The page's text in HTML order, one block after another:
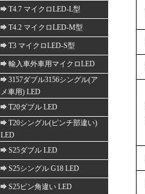
T4.7 マイクロLED-L型
T4.2 マイクロLED-M型
T3 マイクロLED-S型
輸入車外車用マイクロLED
3157ダブル3156シングル(ア
メ車用) LED
T20ダブル LED
T20シングル(ピンチ部違い)
LED
S25ダブル LED
S25シングル G18 LED
S25ピン角違い LED